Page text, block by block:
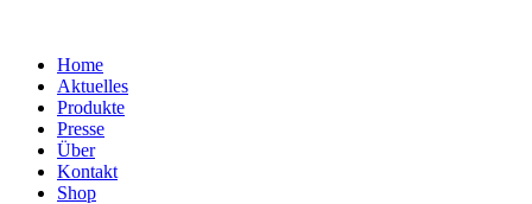
Home
Aktuelles
Produkte
Presse
Über
Kontakt
Shop